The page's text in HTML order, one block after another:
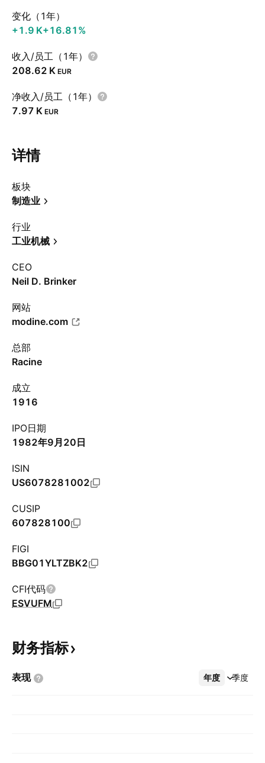
变化（1年）
‪+1.9 K‬+16.81%
收入/员工（1年）
‪208.62 K‬ EUR
净收入/员工（1年）
‪7.97 K‬ EUR
详情
板块
制造业
行业
工业机械
CEO
Neil D. Brinker
网站
modine.com
总部
Racine
成立
1916
IPO日期
1982年9月20日
ISIN
US6078281002
CUSIP
607828100
FIGI
BBG01YLTZBK2
CFI代码
ESVUFM
财务指标
表现 年度 季度
更多